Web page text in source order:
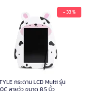
- 33 %
กระดาน LCD Multi รุ่น
ลายวัว ขนาด 8.5 นิ้ว